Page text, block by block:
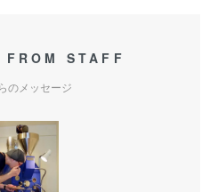
FROM STAFF
のメッセージ